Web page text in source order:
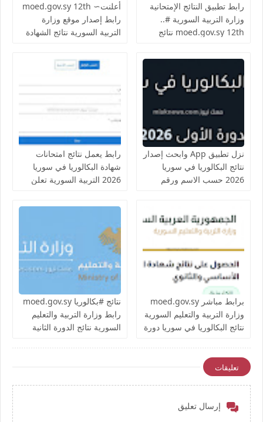
رابط تطبيق النتائج الإمتحانية
وزارة التربية السورية #..
moed.gov.sy 12th نتائج
سوريا 2026 حسب الاسم
ورقم الاكتتاب النتائج الامتحانية
المهنية للطلاب النظاميين
أعلنت∼ moed.gov.sy 12th
رابط إصدار موقع وزارة
التربية السورية نتائج الشهادة
سوريا سوريانا التعليمية نتائج
البكالوريا 2026 سوريا الدورة
نزل تطبيق App وابحث إصدار
نتائج البكالوريا في سوريا
2026 حسب الاسم ورقم
الثانوية العامة في سوريا
2026 علمي وأدبي بإسم
رابط يعمل نتائج امتحانات
شهادة البكالوريا في سوريا
2026 التربية السورية تعلن
لـ250 الف طالب الصناعية
الاسم ورقم الاكتتاب وإسم
المدرسة
برابط مباشر moed.gov.sy
وزارة التربية والتعليم السورية
نتائج البكالوريا في سوريا دورة
الثانوية العامة والمهنية علمي
وادبي صناعي تجاري نسوي
نتائج #بكالوريا moed.gov.sy
رابط وزارة التربية والتعليم
السورية نتائج الدورة الثانية
تعليقات
إرسال تعليق